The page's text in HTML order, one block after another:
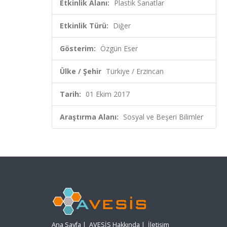
Etkinlik Alanı: Plastik Sanatlar
Etkinlik Türü: Diğer
Gösterim: Özgün Eser
Ülke / Şehir Türkiye / Erzincan
Tarih: 01 Ekim 2017
Araştırma Alanı: Sosyal ve Beşeri Bilimler
Ana Sayfa | AVESİS Hakkında | İletişim